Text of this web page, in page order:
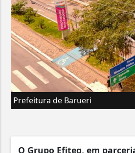
Prefeitura de Barueri
O Grupo Efiteg, em